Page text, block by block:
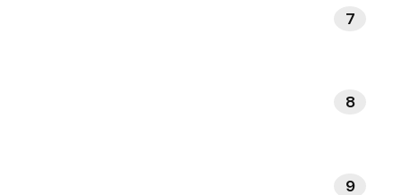
7
8
9